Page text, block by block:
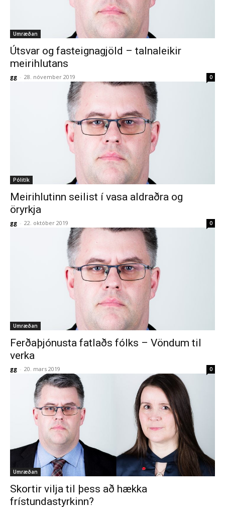
Umræðan
Útsvar og fasteignagjöld – talnaleikir
meirihlutans
gg - 28. nóvember 2019 0
Pólitík
Meirihlutinn seilist í vasa aldraðra og
öryrkja
gg - 22. október 2019 0
Umræðan
Ferðaþjónusta fatlaðs fólks – Vöndum til
verka
gg - 20. mars 2019 0
Umræðan
Skortir vilja til þess að hækka
frístundastyrkinn?